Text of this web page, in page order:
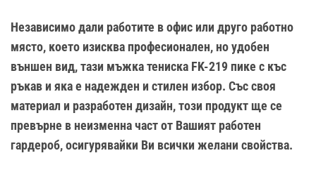
Независимо дали работите в офис или друго работно
място, което изисква професионален, но удобен
външен вид, тази мъжка тениска FK-219 пике с къс
ръкав и яка е надежден и стилен избор. Със своя
материал и разработен дизайн, този продукт ще се
превърне в неизменна част от Вашият работен
гардероб, осигурявайки Ви всички желани свойства.